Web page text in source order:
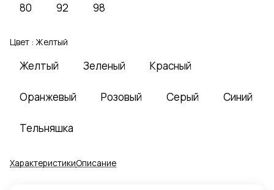
80 92 98
Цвет : Желтый
Желтый Зеленый Красный
Оранжевый Розовый Серый Синий
Тельняшка
ХарактеристикиОписание